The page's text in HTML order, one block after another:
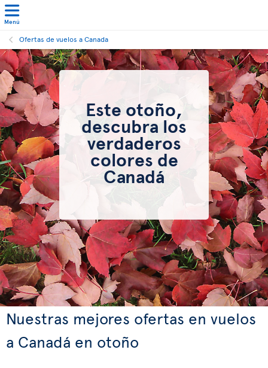
Menú
Ofertas de vuelos a Canada
Este otoño,
descubra los
verdaderos
colores de
Canadá
Nuestras mejores ofertas en vuelos
a Canadá en otoño